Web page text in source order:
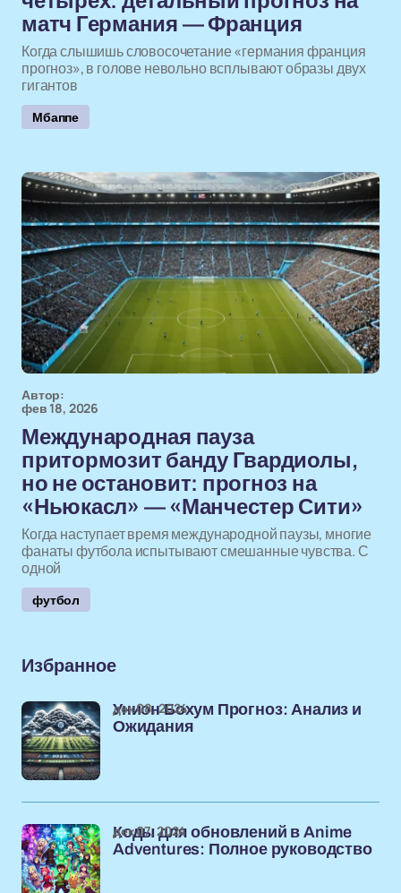
матч Германия — Франция
Когда слышишь словосочетание «германия франция
прогноз», в голове невольно всплывают образы двух
гигантов
Мбаппе
Автор:
фев 18, 2026
Международная пауза
притормозит банду Гвардиолы,
но не остановит: прогноз на
«Ньюкасл» — «Манчестер Сити»
Когда наступает время международной паузы, многие
фанаты футбола испытывают смешанные чувства. С
одной
футбол
Избранное
Унион Бохум Прогноз: Анализ и
Ожидания
дек 08, 2024
Коды для обновлений в Anime
Adventures: Полное руководство
дек 07, 2024